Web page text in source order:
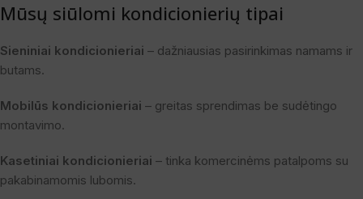
Mūsų siūlomi kondicionierių tipai
Sieniniai kondicionieriai – dažniausias pasirinkimas namams ir
butams.
Mobilūs kondicionieriai – greitas sprendimas be sudėtingo
montavimo.
Kasetiniai kondicionieriai – tinka komercinėms patalpoms su
pakabinamomis lubomis.